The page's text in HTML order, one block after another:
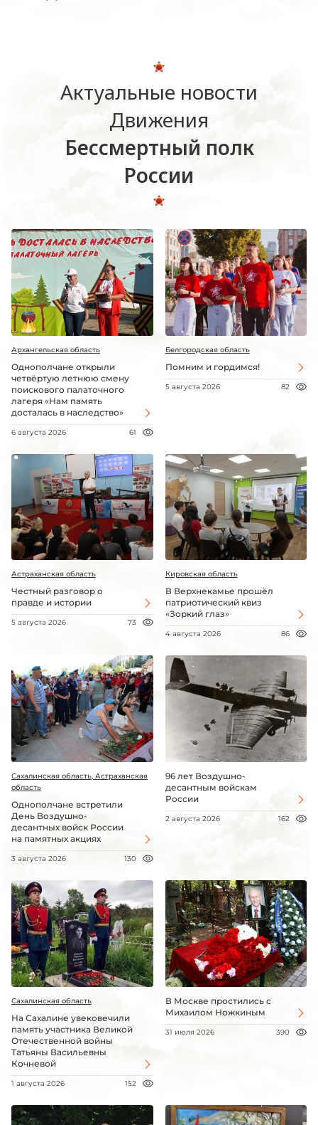
Актуальные новости
Движения
Бессмертный полк
России
Архангельская область
Однополчане открыли
четвёртую летнюю смену
поискового палаточного
лагеря «Нам память
досталась в наследство»
6 августа 2026 61
Белгородская область
Помним и гордимся!
5 августа 2026 82
Астраханская область
Честный разговор о
правде и истории
5 августа 2026 73
Кировская область
В Верхнекамье прошёл
патриотический квиз
«Зоркий глаз»
4 августа 2026 86
Сахалинская область, Астраханская
область
Однополчане встретили
День Воздушно-
десантных войск России
на памятных акциях
3 августа 2026 130
96 лет Воздушно-
десантным войскам
России
2 августа 2026 162
Сахалинская область
На Сахалине увековечили
память участника Великой
Отечественной войны
Татьяны Васильевны
Кочневой
1 августа 2026 152
В Москве простились с
Михаилом Ножкиным
31 июля 2026 390